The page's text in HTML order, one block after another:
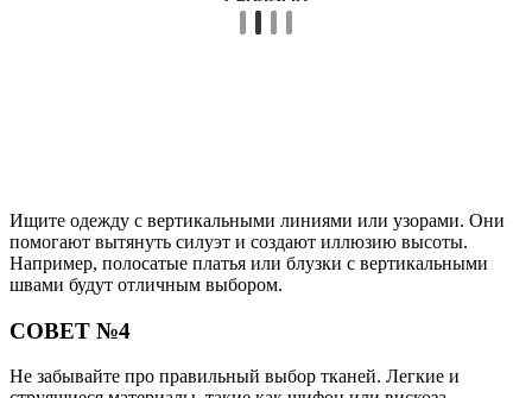
Ищите одежду с вертикальными линиями или узорами. Они
помогают вытянуть силуэт и создают иллюзию высоты.
Например, полосатые платья или блузки с вертикальными
швами будут отличным выбором.
СОВЕТ №4
Не забывайте про правильный выбор тканей. Легкие и